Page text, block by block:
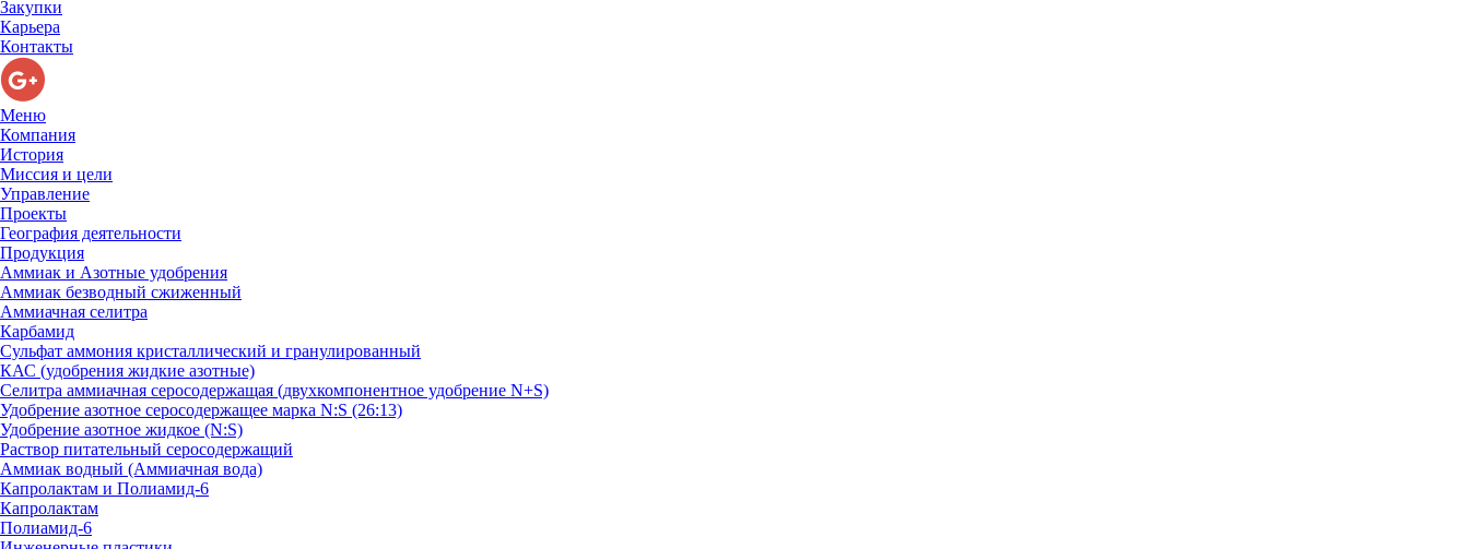
Закупки
Карьера
Контакты
Меню
Компания
История
Миссия и цели
Управление
Проекты
География деятельности
Продукция
Аммиак и Азотные удобрения
Аммиак безводный сжиженный
Аммиачная селитра
Карбамид
Сульфат аммония кристаллический и гранулированный
КАС (удобрения жидкие азотные)
Селитра аммиачная серосодержащая (двухкомпонентное удобрение N+S)
Удобрение азотное серосодержащее марка N:S (26:13)
Удобрение азотное жидкое (N:S)
Раствор питательный серосодержащий
Аммиак водный (Аммиачная вода)
Капролактам и Полиамид-6
Капролактам
Полиамид-6